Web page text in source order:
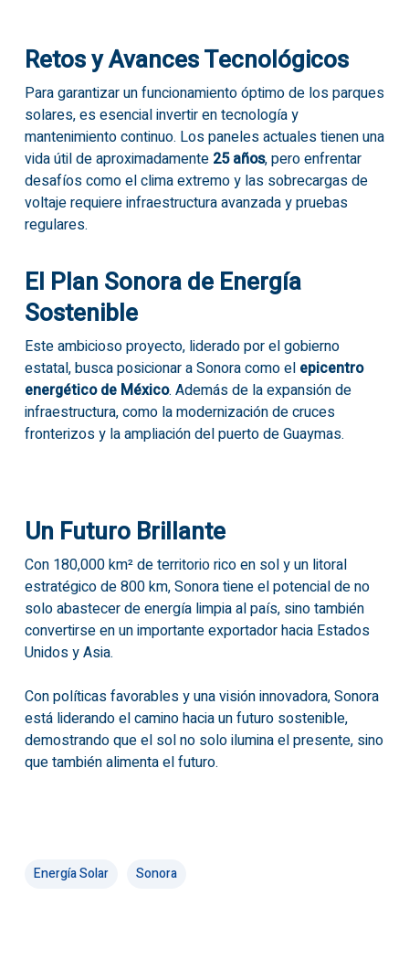
Retos y Avances Tecnológicos
Para garantizar un funcionamiento óptimo de los parques
solares, es esencial invertir en tecnología y
mantenimiento continuo. Los paneles actuales tienen una
vida útil de aproximadamente 25 años, pero enfrentar
desafíos como el clima extremo y las sobrecargas de
voltaje requiere infraestructura avanzada y pruebas
regulares.
El Plan Sonora de Energía
Sostenible
Este ambicioso proyecto, liderado por el gobierno
estatal, busca posicionar a Sonora como el epicentro
energético de México. Además de la expansión de
infraestructura, como la modernización de cruces
fronterizos y la ampliación del puerto de Guaymas.
Un Futuro Brillante
Con 180,000 km² de territorio rico en sol y un litoral
estratégico de 800 km, Sonora tiene el potencial de no
solo abastecer de energía limpia al país, sino también
convertirse en un importante exportador hacia Estados
Unidos y Asia.
Con políticas favorables y una visión innovadora, Sonora
está liderando el camino hacia un futuro sostenible,
demostrando que el sol no solo ilumina el presente, sino
que también alimenta el futuro.
Energía Solar Sonora